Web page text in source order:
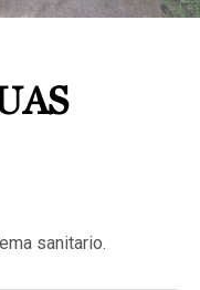
sanitario.